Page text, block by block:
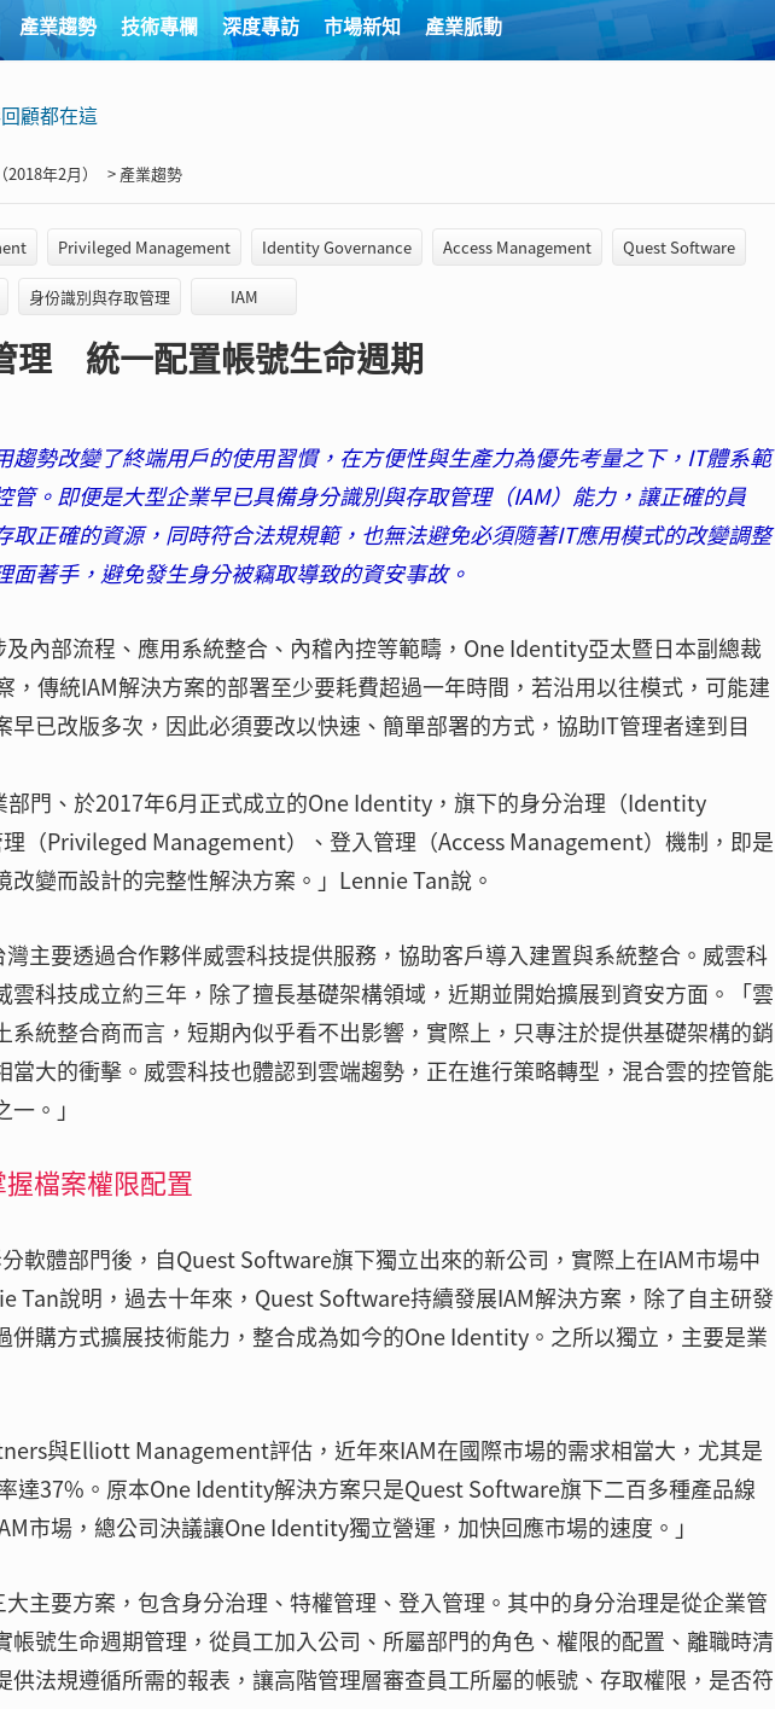
產業趨勢 技術專欄 深度專訪 市場新知 產業脈動
顧都在這
年2月） > 產業趨勢
Privileged Management Identity Governance Access Management Quest Software
身份識別與存取管理 IAM
理 統一配置帳號生命週期
趨勢改變了終端用戶的使用習慣，在方便性與生產力為優先考量之下，IT體系範
管。即便是大型企業早已具備身分識別與存取管理（IAM）能力，讓正確的員
取正確的資源，同時符合法規規範，也無法避免必須隨著IT應用模式的改變調整
面著手，避免發生身分被竊取導致的資安事故。
內部流程、應用系統整合、內稽內控等範疇，One Identity亞太暨日本副總裁
，傳統IAM解決方案的部署至少要耗費超過一年時間，若沿用以往模式，可能建
早已改版多次，因此必須要改以快速、簡單部署的方式，協助IT管理者達到目
部門、於2017年6月正式成立的One Identity，旗下的身分治理（Identity
（Privileged Management）、登入管理（Access Management）機制，即是
改變而設計的完整性解決方案。」Lennie Tan說。
主要透過合作夥伴威雲科技提供服務，協助客戶導入建置與系統整合。威雲科
雲科技成立約三年，除了擅長基礎架構領域，近期並開始擴展到資安方面。「雲
系統整合商而言，短期內似乎看不出影響，實際上，只專注於提供基礎架構的銷
當大的衝擊。威雲科技也體認到雲端趨勢，正在進行策略轉型，混合雲的控管能
。」
檔案權限配置
軟體部門後，自Quest Software旗下獨立出來的新公司，實際上在IAM市場中
Tan說明，過去十年來，Quest Software持續發展IAM解決方案，除了自主研發
併購方式擴展技術能力，整合成為如今的One Identity。之所以獨立，主要是業
與Elliott Management評估，近年來IAM在國際市場的需求相當大，尤其是
達37%。原本One Identity解決方案只是Quest Software旗下二百多種產品線
市場，總公司決議讓One Identity獨立營運，加快回應市場的速度。」
主要方案，包含身分治理、特權管理、登入管理。其中的身分治理是從企業管
帳號生命週期管理，從員工加入公司、所屬部門的角色、權限的配置、離職時清
供法規遵循所需的報表，讓高階管理層審查員工所屬的帳號、存取權限，是否符